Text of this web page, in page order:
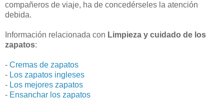
compañeros de viaje, ha de concedérseles la atención
debida.
Información relacionada con Limpieza y cuidado de los
zapatos:
- Cremas de zapatos
- Los zapatos ingleses
- Los mejores zapatos
- Ensanchar los zapatos